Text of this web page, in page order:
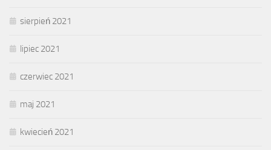
sierpień 2021
lipiec 2021
czerwiec 2021
maj 2021
kwiecień 2021